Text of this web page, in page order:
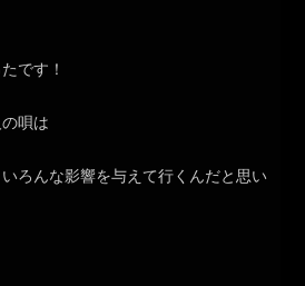
です！
唄は
ろんな影響を与えて行くんだと思い